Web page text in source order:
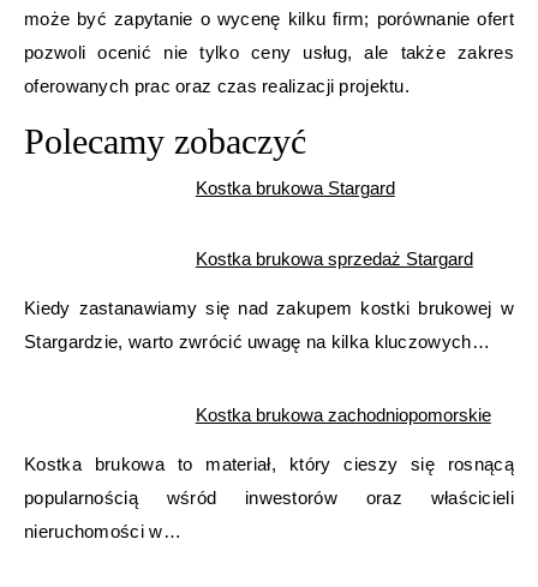
może być zapytanie o wycenę kilku firm; porównanie ofert
pozwoli ocenić nie tylko ceny usług, ale także zakres
oferowanych prac oraz czas realizacji projektu.
Polecamy zobaczyć
Kostka brukowa Stargard
Kostka brukowa sprzedaż Stargard
Kiedy zastanawiamy się nad zakupem kostki brukowej w
Stargardzie, warto zwrócić uwagę na kilka kluczowych…
Kostka brukowa zachodniopomorskie
Kostka brukowa to materiał, który cieszy się rosnącą
popularnością wśród inwestorów oraz właścicieli
nieruchomości w…